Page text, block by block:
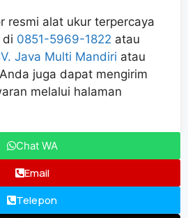
resmi alat ukur terpercaya
di 0851-5969-1822 atau
Java Multi Mandiri atau
juga dapat mengirim
melalui halaman
Chat WA
Email
Telepon